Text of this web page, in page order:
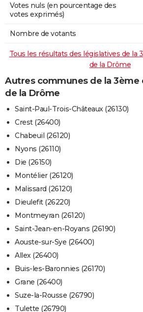
Votes nuls (en pourcentage des
votes exprimés)
Nombre de votants
Tous les résultats des législatives de la
de la Drôme
Autres communes de la
de la Drôme
Saint-Paul-Trois-Châteaux (26130)
Crest (26400)
Chabeuil (26120)
Nyons (26110)
Die (26150)
Montélier (26120)
Malissard (26120)
Dieulefit (26220)
Montmeyran (26120)
Saint-Jean-en-Royans (26190)
Aouste-sur-Sye (26400)
Allex (26400)
Buis-les-Baronnies (26170)
Grane (26400)
Suze-la-Rousse (26790)
Tulette (26790)